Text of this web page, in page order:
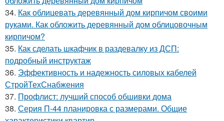
34. Как облицевать деревянный дом кирпичом своими
руками. Как обложить деревянный дом облицовочным
кирпичом?
35. Как сделать шкафчик в раздевалку из ДСП:
подробный инструктаж
36. Эффективность и надежность силовых кабелей
СтройТехСнабжения
37. Профлист: лучший способ обшивки дома
38. Серия П-44 планировка с размерами. Общие